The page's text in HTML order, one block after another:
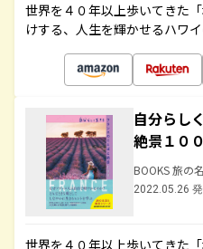
世界を４０年以上歩いてきた
けする、人生を輝かせるハワ
自分らし
絶景１００
BOOKS 旅の
2022.05.26
世界を４０年以上歩いてきた